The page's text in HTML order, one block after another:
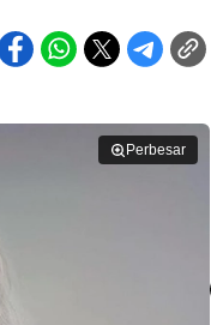
Perbesar